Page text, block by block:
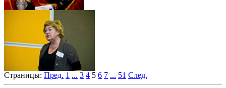
Страницы: Пред. 1 ... 3 4 5 6 7 ... 51 След.